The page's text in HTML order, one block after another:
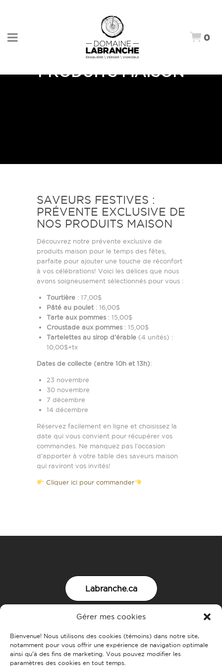
Gérer mes cookies
Bienvenue! Nous utilisons des cookies (témoins) dans notre site,
notamment pour vous offrir une expérience de navigation optimale
ainsi qu’à des fins de marketing. Vous pouvez modifier les
paramètres des cookies en tout temps.
0
PRODUITS MAISON
SAVEURS FESTIVES :
PRÉVENTE EXCLUSIVE DE
NOS PRODUITS MAISON
Découvrez notre prévente exclusive de
produits maison pour le temps des fêtes,
parfaite pour ajouter une touche de réconfort
à vos célébrations! Voici les délices que nous
avons soigneusement sélectionnés pour vous :
Tourtière : 17,00$
Pâté au poulet : 16,00$
Tarte aux pommes: 15,00$
Croustade aux pommes: 15,00$
Tartelettes au sirop d’érable (4 unités) :
10,00$+tx
Dates de collecte (entre 10h et 13h):
23 novembre
30 novembre
7 décembre
14 décembre
Réservez facilement en ligne et choisissez la
date qui vous convient pour récupérer vos
commandes. Ne manquez pas l’occasion
d’apporter à votre table des saveurs maison
qui raviront vos invités!
Cliquer ici pour commander
Labranche.ca